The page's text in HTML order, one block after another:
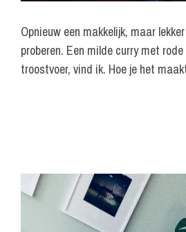
Opnieuw een makkelijk, maar
proberen. Een milde curry met
troostvoer, vind ik. Hoe je het